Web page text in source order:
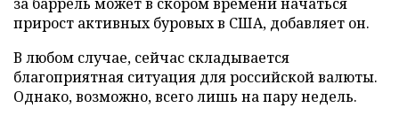
прирост активных буровых в США, добавляет он.
В любом случае, сейчас складывается
благоприятная ситуация для российской валюты.
Однако, возможно, всего лишь на пару недель.